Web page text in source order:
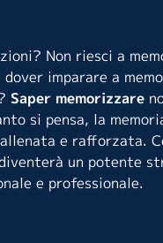
Non riesci a
imparare a
Saper memorizzare
si pensa, la
e rafforzata.
un potente
e professionale.